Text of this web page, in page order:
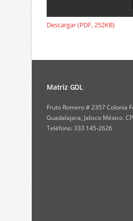
Descargar (PDF, 252KB)
Matriz GDL
Fruto Romero # 2357 Colonia
Guadalajara, Jalisco México.
Teléfono: 333 145-2626